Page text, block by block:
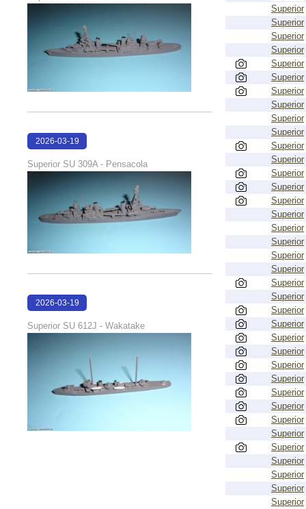
Superior
Superior
Superior
Superior
Superior
Superior
Superior
Superior
Superior
Superior
Superior
Superior
Superior
Superior
Superior
Superior
Superior
Superior
Superior
Superior
Superior
Superior
Superior
Superior
Superior
Superior
Superior
Superior
Superior
Superior
Superior
Superior
Superior
Superior
Superior
Superior
Superior
2026-03-19
Superior SU 309A - Pensacola
2026-03-19
Superior SU 612J - Wakatake